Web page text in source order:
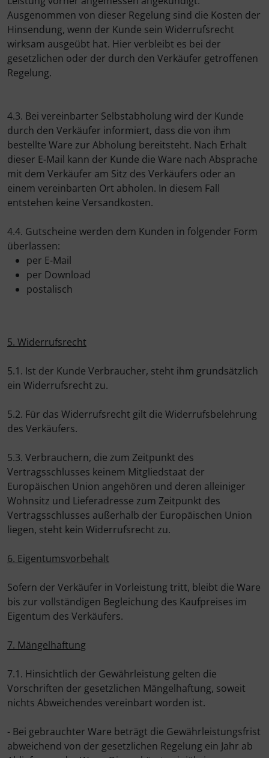
Ausgenommen von dieser Regelung sind die Kosten der
Hinsendung, wenn der Kunde sein Widerrufsrecht
wirksam ausgeübt hat. Hier verbleibt es bei der
gesetzlichen oder der durch den Verkäufer getroffenen
Regelung.
4.3. Bei vereinbarter Selbstabholung wird der Kunde
durch den Verkäufer informiert, dass die von ihm
bestellte Ware zur Abholung bereitsteht. Nach Erhalt
dieser E-Mail kann der Kunde die Ware nach Absprache
mit dem Verkäufer am Sitz des Verkäufers oder an
einem vereinbarten Ort abholen. In diesem Fall
entstehen keine Versandkosten.
4.4. Gutscheine werden dem Kunden in folgender Form
überlassen:
per E-Mail
per Download
postalisch
5. Widerrufsrecht
5.1. Ist der Kunde Verbraucher, steht ihm grundsätzlich
ein Widerrufsrecht zu.
5.2. Für das Widerrufsrecht gilt die Widerrufsbelehrung
des Verkäufers.
5.3. Verbrauchern, die zum Zeitpunkt des
Vertragsschlusses keinem Mitgliedstaat der
Europäischen Union angehören und deren alleiniger
Wohnsitz und Lieferadresse zum Zeitpunkt des
Vertragsschlusses außerhalb der Europäischen Union
liegen, steht kein Widerrufsrecht zu.
6. Eigentumsvorbehalt
Sofern der Verkäufer in Vorleistung tritt, bleibt die Ware
bis zur vollständigen Begleichung des Kaufpreises im
Eigentum des Verkäufers.
7. Mängelhaftung
7.1. Hinsichtlich der Gewährleistung gelten die
Vorschriften der gesetzlichen Mängelhaftung, soweit
nichts Abweichendes vereinbart worden ist.
- Bei gebrauchter Ware beträgt die Gewährleistungsfrist
abweichend von der gesetzlichen Regelung ein Jahr ab